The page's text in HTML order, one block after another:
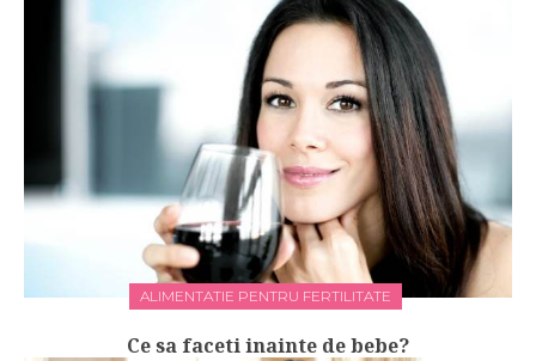
ALIMENTATIE PENTRU FERTILITATE
Ce sa faceti inainte de bebe?